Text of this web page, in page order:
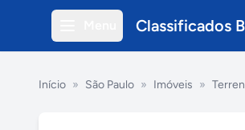
Classificados
Início » São Paulo » Imóveis »